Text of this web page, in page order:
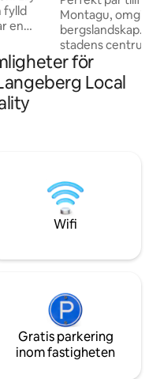
fylld
en
över
Montagu,
bergslandskap.
stadens centrum.
naturstigarna
eller bara varva
utrustade och
solnedgången
Helt fantastiskt!
för
Local
Wifi
Gratis parkering
inom fastigheten